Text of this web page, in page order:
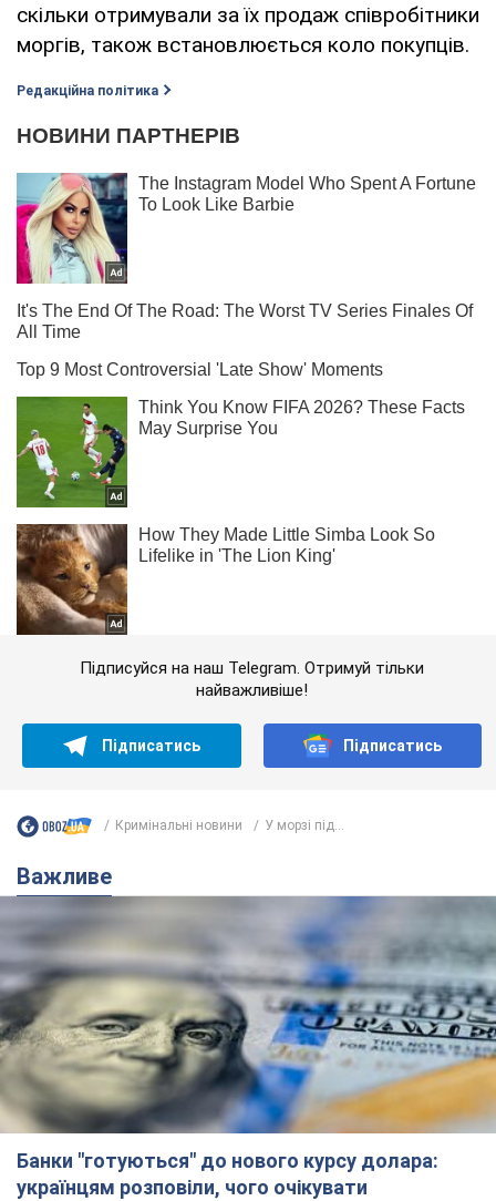
скільки отримували за їх продаж співробітники
моргів, також встановлюється коло покупців.
Редакційна політика
Підписуйся на наш Telegram. Отримуй тільки
найважливіше!
Підписатись Підписатись
Кримінальні новини У морзі під...
Важливе
Банки "готуються" до нового курсу долара:
українцям розповіли, чого очікувати